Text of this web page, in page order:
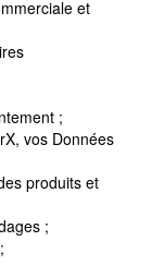
et
;
vos Données
produits et
;